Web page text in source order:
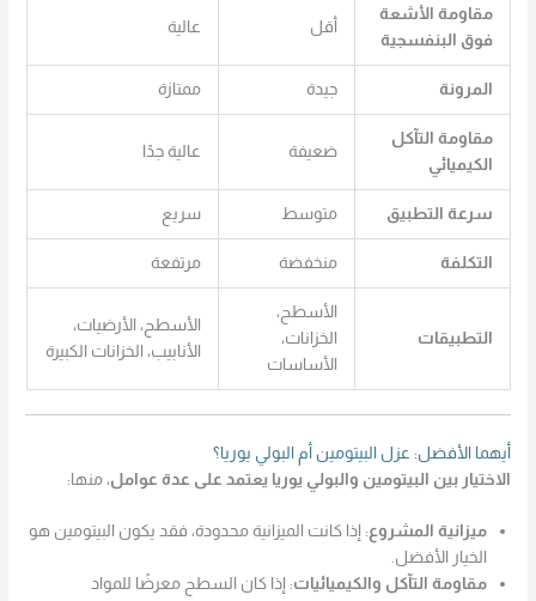
مقاومة الأشعة
فوق البنفسجية
أقل عالية
المرونة جيدة ممتازة
مقاومة التآكل
الكيميائي
ضعيفة عالية جدًا
سرعة التطبيق متوسط سريع
التكلفة منخفضة مرتفعة
التطبيقات
الأسطح،
الخزانات،
الأساسات
الأسطح، الأرضيات،
الأنابيب، الخزانات الكبيرة
أيهما الأفضل: عزل البيتومين أم البولي يوريا؟
الاختيار بين البيتومين والبولي يوريا يعتمد على عدة عوامل، منها:
ميزانية المشروع: إذا كانت الميزانية محدودة، فقد يكون البيتومين هو
الخيار الأفضل.
مقاومة التآكل والكيميائيات: إذا كان السطح معرضًا للمواد